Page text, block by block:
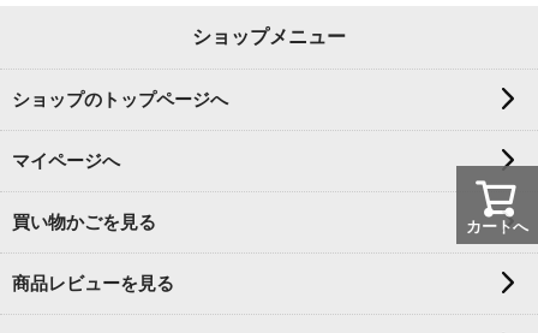
カートへ
ショップメニュー
ショップのトップページへ
マイページへ
買い物かごを見る
商品レビューを見る